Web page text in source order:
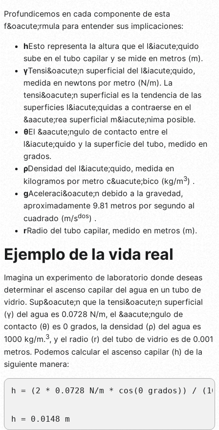
Profundicemos en cada componente de esta
f&oacute;rmula para entender sus implicaciones:
hEsto representa la altura que el l&iacute;quido
sube en el tubo capilar y se mide en metros (m).
γTensi&oacute;n superficial del l&iacute;quido,
medida en newtons por metro (N/m). La
tensi&oacute;n superficial es la tendencia de las
superficies l&iacute;quidas a contraerse en el
&aacute;rea superficial m&iacute;nima posible.
θEl &aacute;ngulo de contacto entre el
l&iacute;quido y la superficie del tubo, medido en
grados.
ρDensidad del l&iacute;quido, medida en
kilogramos por metro c&uacute;bico (kg/m3) .
gAceleraci&oacute;n debido a la gravedad,
aproximadamente 9.81 metros por segundo al
cuadrado (m/sdos) .
rRadio del tubo capilar, medido en metros (m).
Ejemplo de la vida real
Imagina un experimento de laboratorio donde deseas
determinar el ascenso capilar del agua en un tubo de
vidrio. Sup&oacute;n que la tensi&oacute;n superficial
(γ) del agua es 0.0728 N/m, el &aacute;ngulo de
contacto (θ) es 0 grados, la densidad (ρ) del agua es
1000 kg/m.3, y el radio (r) del tubo de vidrio es de 0.001
metros. Podemos calcular el ascenso capilar (h) de la
siguiente manera:
h = (2 * 0.0728 N/m * cos(0 grados)) /
h = 0.0148 m